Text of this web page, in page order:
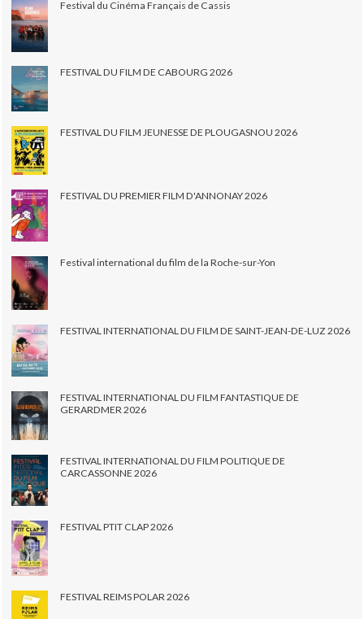
Festival du Cinéma Français de Cassis
FESTIVAL DU FILM DE CABOURG 2026
FESTIVAL DU FILM JEUNESSE DE PLOUGASNOU 2026
FESTIVAL DU PREMIER FILM D'ANNONAY 2026
Festival international du film de la Roche-sur-Yon
FESTIVAL INTERNATIONAL DU FILM DE SAINT-JEAN-DE-LUZ 2026
FESTIVAL INTERNATIONAL DU FILM FANTASTIQUE DE
GERARDMER 2026
FESTIVAL INTERNATIONAL DU FILM POLITIQUE DE
CARCASSONNE 2026
FESTIVAL PTIT CLAP 2026
FESTIVAL REIMS POLAR 2026